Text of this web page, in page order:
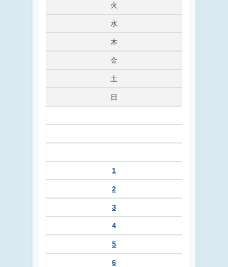
火
水
木
金
土
日
1
2
3
4
5
6